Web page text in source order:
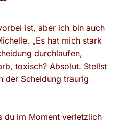
ist, aber ich bin auch
„Es hat mich stark
durchlaufen,
toxisch? Absolut. Stellst
der Scheidung traurig
du im Moment verletzlich